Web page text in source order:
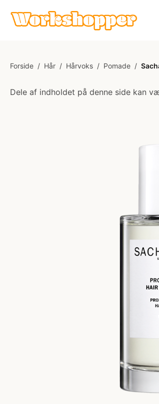
Forside / Hår / Hårvoks / Pomade /
Dele af indholdet på denne side kan